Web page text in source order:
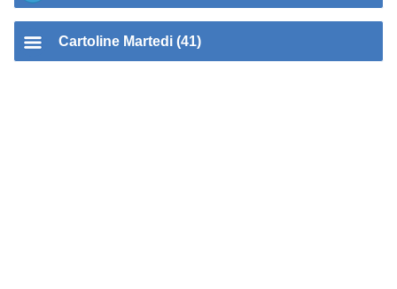
Cartoline Martedi (41)